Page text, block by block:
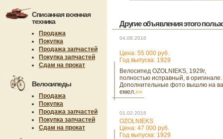
Списанная военная
техника
Продажа
Покупка
Продажа запчастей
Покупка запчастей
Сдам на прокат
Велосипеды
Продажа
Покупка
Продажа запчастей
Покупка запчастей
Сдам на прокат
Другие объявления этого
04.08.2016
Цена: 55 000 руб.
Год выпуска: 1929
Велосипед OZOLNIEKS, 1929г,
полностью исправный, в оригинале.
Дополнительные фото вышлю на
емел.»»
01.02.2016
OZOLNIEKS
Цена: 47 000 руб.
Год выпуска: 1929